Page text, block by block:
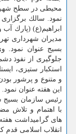
محیطی در سطح شهر
نمود. سالك
ابراهیم(ع) (پارك
مدیران شهرداری
بسیج عنوان نمود.
جلوگیری از نفوذ
استكبار ستیزی،
و متنوع و پرشور
این هفته عنوان نمود.
رئیس سازمان بسیج
با اهتمام و تلاش
های گرامیداشت
انقلاب اسلامی قدم